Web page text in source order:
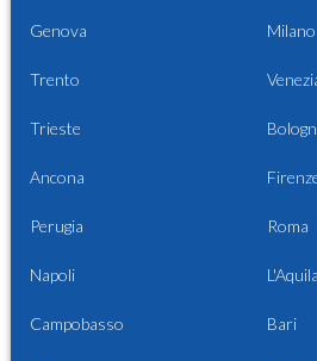
Genova Milano
Trento
Trieste
Ancona
Perugia Roma
Napoli L'Aquila
Campobasso Bari